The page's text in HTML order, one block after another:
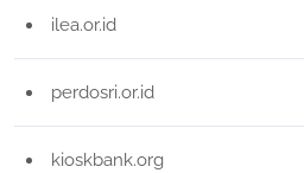
ilea.or.id
perdosri.or.id
kioskbank.org